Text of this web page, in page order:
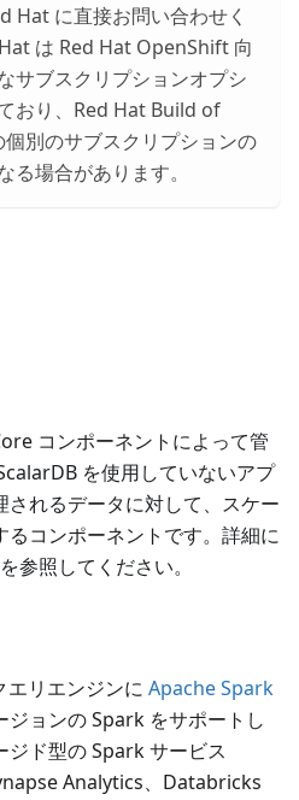
Hat に直接お問い合わせく
は Red Hat OpenShift 向
サブスクリプションオプシ
おり、Red Hat Build of
個別のサブスクリプションの
る場合があります。
コンポーネントによって管
を使用していないアプ
されるデータに対して、スケー
コンポーネントです。詳細に
を参照してください。
リエンジンに Apache Spark
ジョンの Spark をサポートし
ド型の Spark サービス
Analytics、Databricks